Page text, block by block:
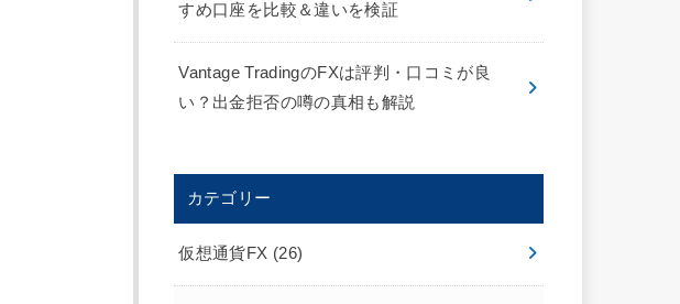
すめ口座を比較＆違いを検証
Vantage TradingのFXは評判・口コミが良
い？出金拒否の噂の真相も解説
カテゴリー
仮想通貨FX (26)